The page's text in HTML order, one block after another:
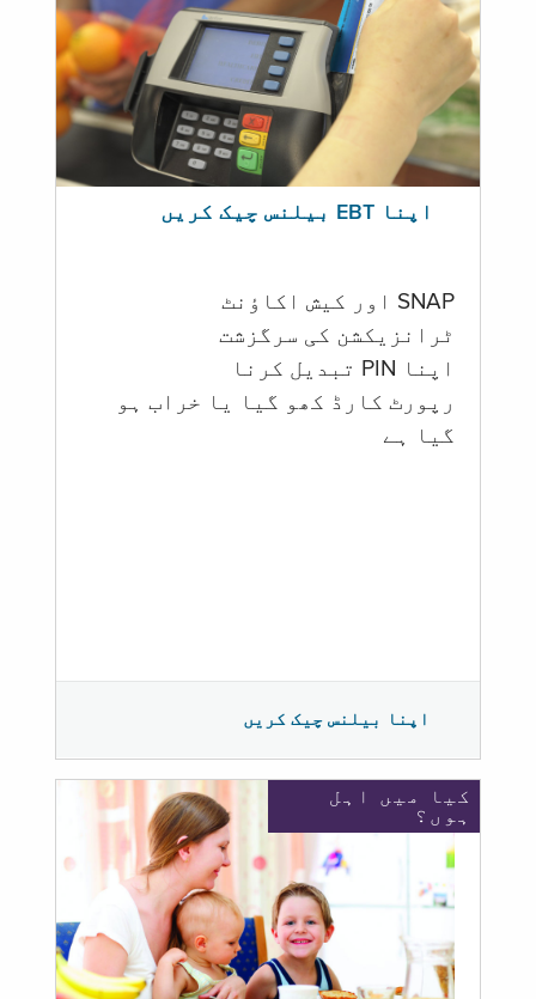
اپنا EBT بیلنس چیک کریں
SNAP اور کیش اکاؤنٹ
ٹرانزیکشن کی سرگزشت
اپنا PIN تبدیل کرنا
رپورٹ کارڈ کھو گیا یا خراب ہو
گيا ہے
اپنا بیلنس چیک کریں
کیا میں اہل
ہوں؟